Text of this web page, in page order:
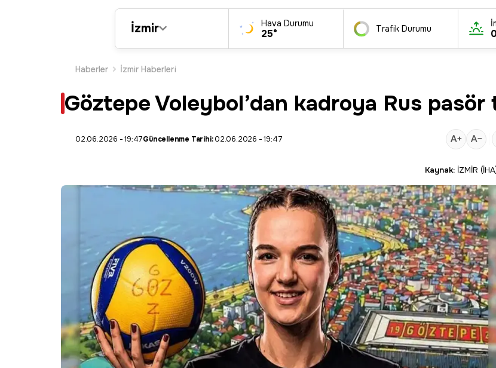
İzmir Hava Durumu
25° Trafik Durumu
Haberler İzmir Haberleri
Göztepe Voleybol’dan kadroya Rus
02.06.2026 - 19:47Güncellenme Tarihi:02.06.2026 - 19:47
Kaynak: İZMİR